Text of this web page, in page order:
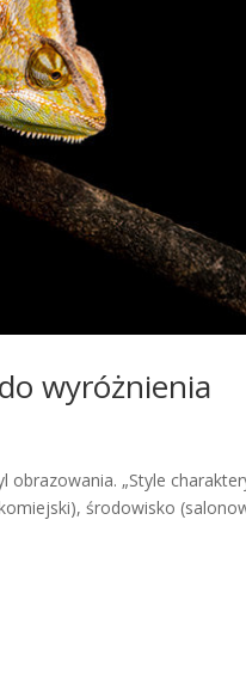
wyróżnienia
„Style
środowisko